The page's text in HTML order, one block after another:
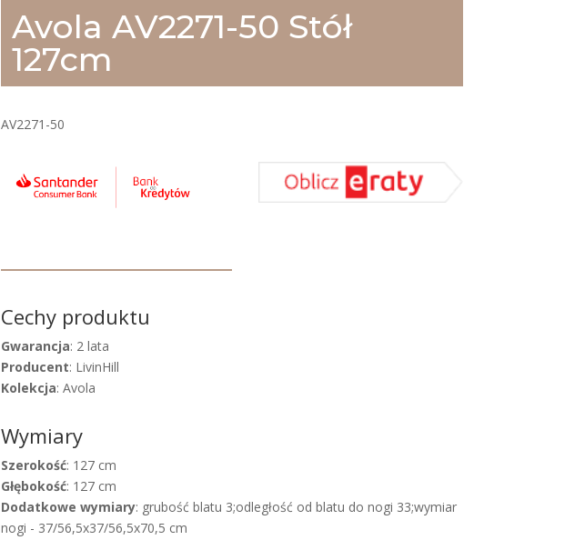
Avola AV2271-50 Stół
127cm
AV2271-50
Cechy produktu
Gwarancja: 2 lata
Producent: LivinHill
Kolekcja: Avola
Wymiary
Szerokość: 127 cm
Głębokość: 127 cm
Dodatkowe wymiary: grubość blatu 3;odległość od blatu do nogi 33;wymiar
nogi - 37/56,5x37/56,5x70,5 cm